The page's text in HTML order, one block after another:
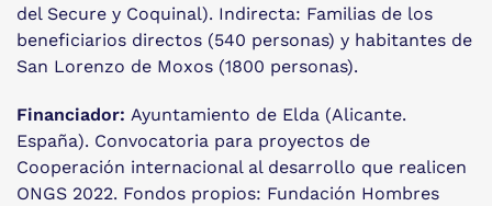
del Secure y Coquinal). Indirecta: Familias de los
beneficiarios directos (540 personas) y habitantes de
San Lorenzo de Moxos (1800 personas).
Financiador: Ayuntamiento de Elda (Alicante.
España). Convocatoria para proyectos de
Cooperación internacional al desarrollo que realicen
ONGS 2022. Fondos propios: Fundación Hombres